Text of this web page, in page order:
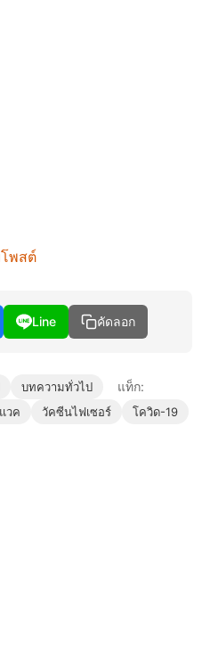
พสต์
Line คัดลอก
บทความทั่วไป แท็ก:
วค วัคซีนไฟเซอร์ โควิด-19